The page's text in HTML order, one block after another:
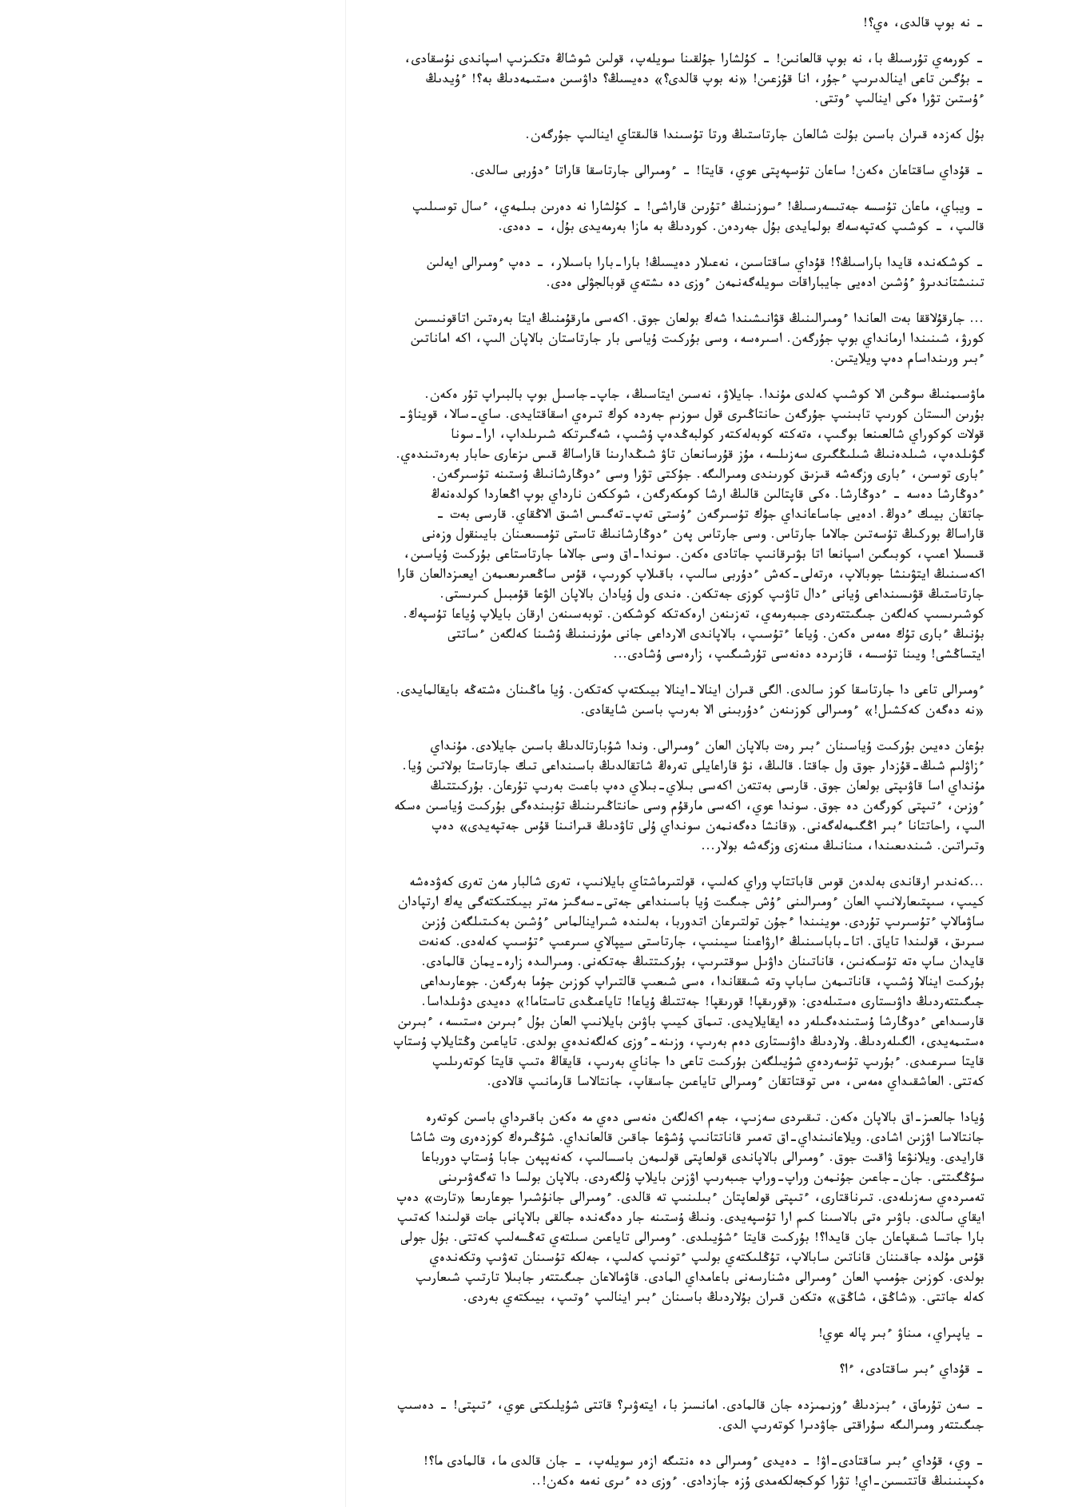
- نە بوپ قالدى، ەي؟!
- كورمەي تۇرسىڭ با، نە بوپ قالعانىن! - كۇلشارا جۇلقىنا سويلەپ، قولىن شوشاڭ ەتكىزىپ اسپاندى نۇسقادى،
- بۇگىن تاعى اينالدىرىپ ءجۇر، انا قۇزعىن! «نە بوپ قالدى؟» دەيسىڭ؟ داۋسىن ەستىمەدىڭ بە؟! ءۇيدىڭ
ءۇستىن تۋرا ەكى اينالىپ ءوتتى.
بۇل كەزدە قىران باسىن بۇلت شالعان جارتاستىڭ ورتا تۇسىندا قالىقتاي اينالىپ جۇرگەن.
- قۇداي ساقتاعان ەكەن! ساعان تۇسپەپتى عوي، قايتا! - ءومىرالى جارتاسقا قاراتا ءدۇربى سالدى.
- ويباي، ماعان تۇسسە جەتىسەرسىڭ! ءسوزىنىڭ ءتۇرىن قاراشى! - كۇلشارا نە دەرىن بىلمەي، ءسال توسىلىپ
قالىپ، - كوشىپ كەتپەسەك بولمايدى بۇل جەردەن. كوردىڭ بە مازا بەرمەيدى بۇل، - دەدى.
- كوشكەندە قايدا باراسىڭ؟! قۇداي ساقتاسىن، نەعىلار دەيسىڭ! بارا-بارا باسىلار، - دەپ ءومىرالى ايەلىن
تىنىشتاندىرۋ ءۇشىن ادەيى جايباراقات سويلەگەنمەن ءوزى دە ىشتەي قوبالجۋلى ەدى.
... جارقۇلاققا بەت العاندا ءومىرالىنىڭ قۋانىشىندا شەك بولعان جوق. اكەسى مارقۇمنىڭ ايتا بەرەتىن اتاقونىسىن
كورۋ، شىنىندا ارمانداي بوپ جۇرگەن. اسىرەسە، وسى بۇركىت ۇياسى بار جارتاستان بالاپان الىپ، اكە اماناتىن
ءبىر ورىنداسام دەپ ويلايتىن.
ماۋسىمنىڭ سوڭىن الا كوشىپ كەلدى مۇندا. جايلاۋ، نەسىن ايتاسىڭ، جاپ-جاسىل بوپ بالبىراپ تۇر ەكەن.
بۇرىن الىستان كورىپ تابىنىپ جۇرگەن حانتاڭىرى قول سوزىم جەردە كوك تىرەي اسقاقتايدى. ساي-سالا، قويناۋ-
قولات كوكوراي شالعىنعا بوگىپ، ەتەكتە كوبەلەكتەر كولبەڭدەپ ۇشىپ، شەگىرتكە شىرىلداپ، ارا-سونا
گۋىلدەپ، شىلدەنىڭ شىلىڭگىرى سەزىلسە، مۇز قۇرسانعان تاۋ شىڭدارىنا قاراساڭ قىس ىزعارى حابار بەرەتىندەي.
ءبارى توسىن، ءبارى وزگەشە قىزىق كورىندى ومىرالىگە. جۇكتى تۋرا وسى ءدوڭارشانىڭ ۇستىنە تۇسىرگەن.
ءدوڭارشا دەسە - ءدوڭارشا. ەكى قاپتالىن قالىڭ ارشا كومكەرگەن، شوككەن نارداي بوپ اڭعاردا كولدەنەڭ
جاتقان بيىك ءدوڭ. ادەيى جاساعانداي جۇك تۇسىرگەن ءۇستى تەپ-تەگىس اشىق الاڭقاي. قارسى بەت -
قاراساڭ بوركىڭ تۇسەتىن جالاما جارتاس. وسى جارتاس پەن ءدوڭارشانىڭ تاستى تۇمسىعىنان بايىنقول وزەنى
قىسىلا اعىپ، كوبىگىن اسپانعا اتا بۋىرقانىپ جاتادى ەكەن. سوندا-اق وسى جالاما جارتاستاعى بۇركىت ۇياسىن،
اكەسىنىڭ ايتۋىنشا جوبالاپ، ەرتەلى-كەش ءدۇربى سالىپ، باقىلاپ كورىپ، قۇس ساڭعىرىعىمەن ايعىزدالعان قارا
جارتاستىڭ قۋىسىنداعى ۇيانى ءدال تاۋىپ كوزى جەتكەن. ەندى ول ۇيادان بالاپان الۋعا قۇمبىل كىرىستى.
كوشىرىسىپ كەلگەن جىگىتتەردى جىبەرمەي، تەزىنەن ارەكەتكە كوشكەن. توبەسىنەن ارقان بايلاپ ۇياعا تۇسپەك.
بۇنىڭ ءبارى تۇك ەمەس ەكەن. ۇياعا ءتۇسىپ، بالاپاندى الارداعى جانى مۇرنىنىڭ ۇشىنا كەلگەن ءساتتى
ايتساڭشى! ويىنا تۇسسە، قازىردە دەنەسى تۇرشىگىپ، زارەسى ۇشادى...
ءومىرالى تاعى دا جارتاسقا كوز سالدى. الگى قىران اينالا-اينالا بيىكتەپ كەتكەن. ۇيا ماڭىنان ەشتەڭە بايقالمايدى.
«نە دەگەن كەكشىل!» ءومىرالى كوزىنەن ءدۇربىنى الا بەرىپ باسىن شايقادى.
بۇعان دەيىن بۇركىت ۇياسىنان ءبىر رەت بالاپان العان ءومىرالى. وندا شۇبارتالدىڭ باسىن جايلادى. مۇنداي
ءزاۋلىم شىڭ-قۇزدار جوق ول جاقتا. قالىڭ، نۋ قاراعايلى تەرەڭ شاتقالدىڭ باسىنداعى تىك جارتاستا بولاتىن ۇيا.
مۇنداي اسا قاۋىپتى بولعان جوق. قارسى بەتتەن اكەسى بىلاي-بىلاي دەپ باعىت بەرىپ تۇرعان. بۇركىتتىڭ
ءوزىن، ءتىپتى كورگەن دە جوق. سوندا عوي، اكەسى مارقۇم وسى حانتاڭىرىنىڭ تۇبىندەگى بۇركىت ۇياسىن ەسكە
الىپ، راحاتتانا ءبىر اڭگىمەلەگەنى. «قانشا دەگەنمەن سونداي ۇلى تاۋدىڭ قىرانىنا قۇس جەتپەيدى» دەپ
وتىراتىن. شىندىعىندا، مىنانىڭ مىنەزى وزگەشە بولار...
...كەندىر ارقاندى بەلدەن قوس قاباتتاپ وراي كەلىپ، قولتىرماشتاي بايلانىپ، تەرى شالبار مەن تەرى كەۋدەشە
كيىپ، سىپتىعارلانىپ العان ءومىرالىنى ءۇش جىگىت ۇيا باسىنداعى جەتى-سەگىز مەتر بيىكتىكتەگى يەك ارتپادان
ساۋمالاپ ءتۇسىرىپ تۇردى. موينىندا ءجۇن تولتىرعان اتدوربا، بەلىندە شىراينالماس ءۇشىن بەكىتىلگەن ۇزىن
سىرىق، قولىندا تاياق. اتا-باباسىنىڭ ءارۋاعىنا سيىنىپ، جارتاستى سيپالاي سىرعىپ ءتۇسىپ كەلەدى. كەنەت
قايدان ساپ ەتە تۇسكەنىن، قاناتىنان داۋىل سوقتىرىپ، بۇركىتتىڭ جەتكەنى. ومىرالىدە زارە-يمان قالمادى.
بۇركىت اينالا ۇشىپ، قاناتىمەن ساباپ وتە شىققاندا، ەسى شىعىپ قالتىراپ كوزىن جۇما بەرگەن. جوعارىداعى
جىگىتتەردىڭ داۋىستارى ەستىلەدى: «قورىقپا! قورىقپا! جەتتىڭ ۇياعا! تاياعىڭدى تاستاما!» دەيدى دۋىلداسا.
قارسىداعى ءدوڭارشا ۇستىندەگىلەر دە ايقايلايدى. تىماق كيىپ باۋىن بايلانىپ العان بۇل ءبىرىن ەستىسە، ءبىرىن
ەستىمەيدى، الگىلەردىڭ. ولاردىڭ داۋىستارى دەم بەرىپ، وزىنە-ءوزى كەلگەندەي بولدى. تاياعىن وڭتايلاپ ۇستاپ
قايتا سىرعىدى. ءبۇرىپ تۇسەردەي شۇيىلگەن بۇركىت تاعى دا جاناي بەرىپ، قايقاڭ ەتىپ قايتا كوتەرىلىپ
كەتتى. العاشقىداي ەمەس، ەس توقتاتقان ءومىرالى تاياعىن جاسقاپ، جانتالاسا قارمانىپ قالادى.
ۇيادا جالعىز-اق بالاپان ەكەن. تىقىردى سەزىپ، جەم اكەلگەن ەنەسى دەي مە ەكەن باقىرداي باسىن كوتەرە
جانتالاسا اۋزىن اشادى. ويلاعانىنداي-اق تەمىر قاناتتانىپ ۇشۋعا جاقىن قالعانداي. شۇڭىرەك كوزدەرى وت شاشا
قارايدى. ويلانۋعا ۋاقىت جوق. ءومىرالى بالاپاندى قولعاپتى قولىمەن باسسالىپ، كەنەپپەن جابا ۇستاپ دورباعا
سۇڭگىتتى. جان-جاعىن جۇنمەن وراپ-وراپ جىبەرىپ اۋزىن بايلاپ ۇلگەردى. بالاپان بولسا دا تەگەۋىرىنى
تەمىردەي سەزىلەدى. تىرناقتارى، ءتىپتى قولعاپتان ءبىلىنىپ تە قالدى. ءومىرالى جانۇشىرا جوعارىعا «تارت» دەپ
ايقاي سالدى. باۋىر ەتى بالاسىنا كىم ارا تۇسپەيدى. ونىڭ ۇستىنە جار دەگەندە جالقى بالاپانى جات قولىندا كەتىپ
بارا جاتسا شىقپاعان جان قايدا؟! بۇركىت قايتا ءشۇيىلدى. ءومىرالى تاياعىن سىلتەي تەڭسەلىپ كەتتى. بۇل جولى
قۇس مۇلدە جاقىننان قاناتىن سابالاپ، تۇڭلىكتەي بولىپ ءتونىپ كەلىپ، جەلكە تۇسىنان تەۋىپ وتكەندەي
بولدى. كوزىن جۇمىپ العان ءومىرالى ەشنارسەنى باعامداي المادى. قاۋمالاعان جىگىتتەر جابىلا تارتىپ شىعارىپ
كەلە جاتتى. «شاڭق، شاڭق» ەتكەن قىران بۇلاردىڭ باسىنان ءبىر اينالىپ ءوتىپ، بيىكتەي بەردى.
- ياپىراي، مىناۋ ءبىر پالە عوي!
- قۇداي ءبىر ساقتادى، ءا؟
- سەن تۇرماق، ءبىزدىڭ ءوزىمىزدە جان قالمادى. امانسىز با، ايتەۋىر؟ قاتتى شۇيلىكتى عوي، ءتىپتى! - دەسىپ
جىگىتتەر ومىرالىگە سۇراقتى جاۋدىرا كوتەرىپ الدى.
- وي، قۇداي ءبىر ساقتادى-اۋ! - دەيدى ءومىرالى دە ەنتىگە ازەر سويلەپ، - جان قالدى ما، قالمادى ما؟!
ەكپىنىنىڭ قاتتىسىن-اي! تۋرا كوكجەلكەمدى ۇزە جازدادى. ءوزى دە ءىرى نەمە ەكەن!..